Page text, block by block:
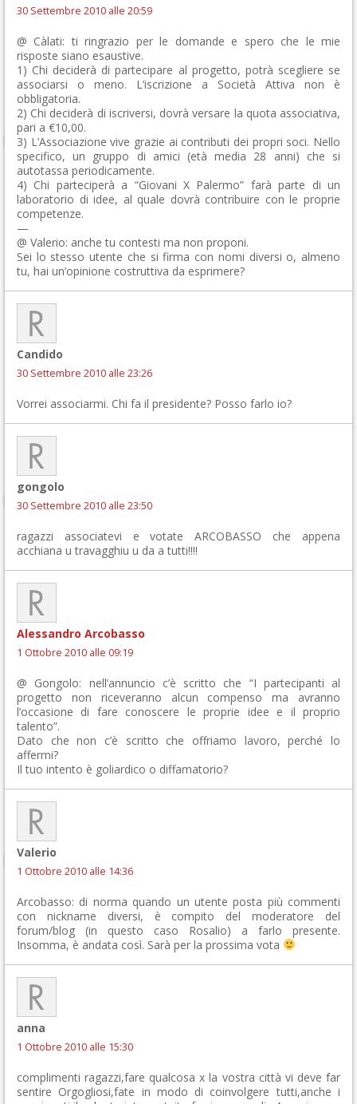
30 Settembre 2010 alle 20:59
@ Càlati: ti ringrazio per le domande e spero che le mie
risposte siano esaustive.
1) Chi deciderà di partecipare al progetto, potrà scegliere se
associarsi o meno. L’iscrizione a Società Attiva non è
obbligatoria.
2) Chi deciderà di iscriversi, dovrà versare la quota associativa,
pari a €10,00.
3) L’Associazione vive grazie ai contributi dei propri soci. Nello
specifico, un gruppo di amici (età media 28 anni) che si
autotassa periodicamente.
4) Chi parteciperà a “Giovani X Palermo” farà parte di un
laboratorio di idee, al quale dovrà contribuire con le proprie
competenze.
—
@ Valerio: anche tu contesti ma non proponi.
Sei lo stesso utente che si firma con nomi diversi o, almeno
tu, hai un’opinione costruttiva da esprimere?
Candido
30 Settembre 2010 alle 23:26
Vorrei associarmi. Chi fa il presidente? Posso farlo io?
gongolo
30 Settembre 2010 alle 23:50
ragazzi associatevi e votate ARCOBASSO che appena
acchiana u travagghiu u da a tutti!!!!
Alessandro Arcobasso
1 Ottobre 2010 alle 09:19
@ Gongolo: nell’annuncio c’è scritto che “I partecipanti al
progetto non riceveranno alcun compenso ma avranno
l’occasione di fare conoscere le proprie idee e il proprio
talento”.
Dato che non c’è scritto che offriamo lavoro, perché lo
affermi?
Il tuo intento è goliardico o diffamatorio?
Valerio
1 Ottobre 2010 alle 14:36
Arcobasso: di norma quando un utente posta più commenti
con nickname diversi, è compito del moderatore del
forum/blog (in questo caso Rosalio) a farlo presente.
Insomma, è andata così. Sarà per la prossima vota
anna
1 Ottobre 2010 alle 15:30
complimenti ragazzi,fare qualcosa x la vostra città vi deve far
sentire Orgogliosi,fate in modo di coinvolgere tutti,anche i